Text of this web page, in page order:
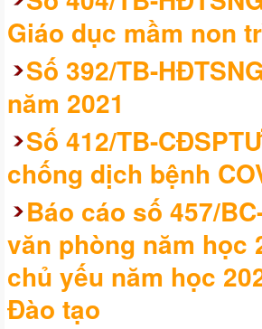
Giáo dục mầm non
Số 392/TB-
năm 2021
Số 412/TB-
chống dịch bệnh
Báo cáo số 457/
văn phòng năm học
chủ yếu năm học
Đào tạo